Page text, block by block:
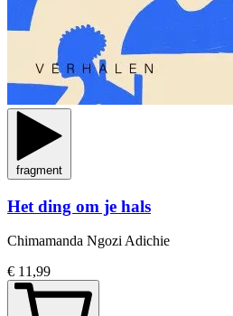
fragment
Het ding om je hals
Chimamanda Ngozi Adichie
€ 11,99